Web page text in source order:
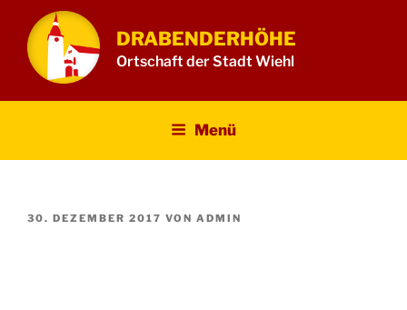
Inhalt
springen
DRABENDERHÖHE
Ortschaft der Stadt Wiehl
Menü
VERÖFFENTLICHT
30. DEZEMBER 2017 VON ADMIN